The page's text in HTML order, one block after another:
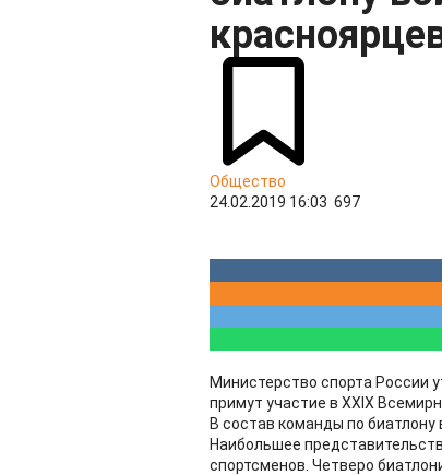
Общество
24.02.2019 16:03 697
Министерство спорта России
примут участие в XXIX
В состав команды по
Наибольшее
спортсменов. Четверо